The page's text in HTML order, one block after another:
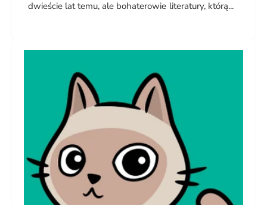
dwieście lat temu, ale bohaterowie literatury, którą...